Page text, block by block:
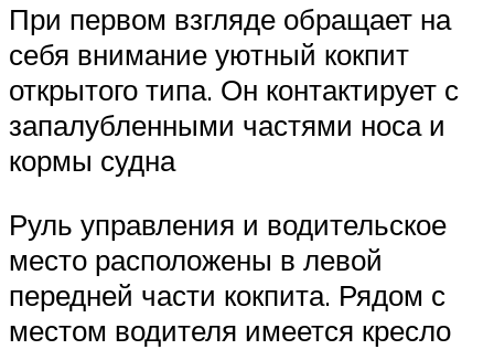
При первом взгляде обращает на
себя внимание уютный кокпит
открытого типа. Он контактирует с
запалубленными частями носа и
кормы судна
Руль управления и водительское
место расположены в левой
передней части кокпита. Рядом с
местом водителя имеется кресло